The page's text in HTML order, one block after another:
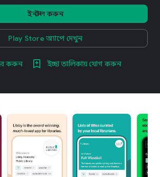
ইনস্টল করুন
Play Store অ্যাপে দেখুন
করুন ইচ্ছা তালিকায় যোগ করুন